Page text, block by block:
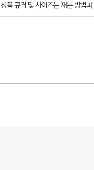
상품 규격 및 사이즈는 재는 방법